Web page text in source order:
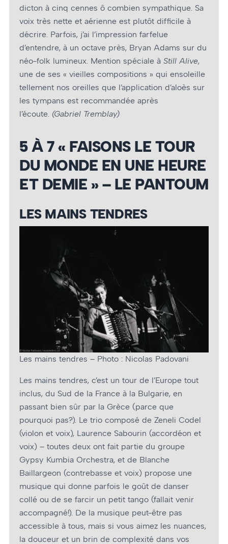
dicton à cinq cennes ô combien sympathique. Sa
voix très nette et aérienne est plutôt difficile à
décrire. Parfois, j’ai l’impression farfelue
d’entendre, à un octave près, Bryan Adams sur du
néo-folk lumineux. Mention spéciale à Still Alive,
une de ses « vieilles compositions » qui ensoleille
tellement nos oreilles que l’application d’aloès sur
les tympans est recommandée après
l’écoute. (Gabriel Tremblay)
5 À 7 « FAISONS LE TOUR
DU MONDE EN UNE HEURE
ET DEMIE » – LE PANTOUM
LES MAINS TENDRES
Les mains tendres – Photo : Nicolas Padovani
Les mains tendres, c’est un tour de l’Europe tout
inclus, du Sud de la France à la Bulgarie, en
passant bien sûr par la Grèce (parce que
pourquoi pas?). Le trio composé de Zeneli Codel
(violon et voix), Laurence Sabourin (accordéon et
voix) – toutes deux ont fait partie du groupe
Gypsy Kumbia Orchestra, et de Blanche
Baillargeon (contrebasse et voix) propose une
musique qui donne parfois le goût de danser
collé ou de se farcir un petit tango (fallait venir
accompagné!). De la musique peut-être pas
accessible à tous, mais si vous aimez les nuances,
la douceur et un brin de complexité dans vos